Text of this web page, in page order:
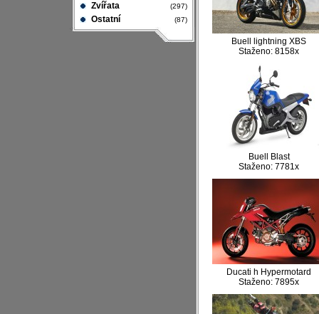
Zvířata (297)
Ostatní (87)
Buell lightning XBS
Staženo: 8158x
Buell Blast
Staženo: 7781x
Ducati h Hypermotard
Staženo: 7895x